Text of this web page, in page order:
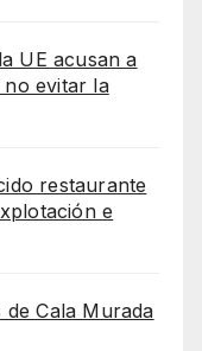
UE acusan a
evitar la
restaurante
e
de Cala Murada